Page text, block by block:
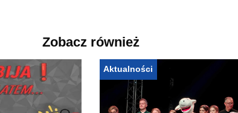
Zobacz również
Aktualności